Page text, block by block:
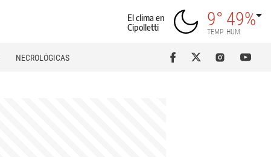
El clima en
Cipolletti
9°
TEMP
49%
HUM
NECROLÓGICAS